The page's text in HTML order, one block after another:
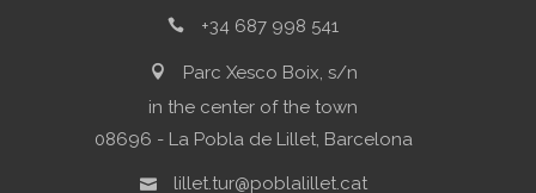
+34 687 998 541
Parc Xesco Boix, s/n
in the center of the town
08696 - La Pobla de Lillet, Barcelona
lillet.tur@poblalillet.cat